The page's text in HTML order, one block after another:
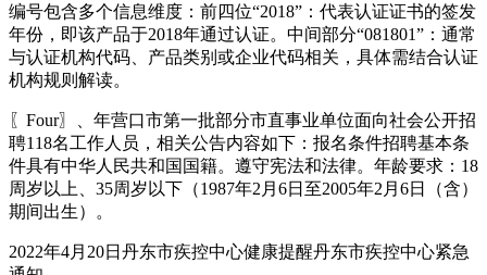
编号包含多个信息维度：前四位“2018”：代表认证证书的签发
年份，即该产品于2018年通过认证。中间部分“081801”：通常
与认证机构代码、产品类别或企业代码相关，具体需结合认证
机构规则解读。
〖Four〗、年营口市第一批部分市直事业单位面向社会公开招
聘118名工作人员，相关公告内容如下：报名条件招聘基本条
件具有中华人民共和国国籍。遵守宪法和法律。年龄要求：18
周岁以上、35周岁以下（1987年2月6日至2005年2月6日（含）
期间出生）。
2022年4月20日丹东市疾控中心健康提醒丹东市疾控中心紧急